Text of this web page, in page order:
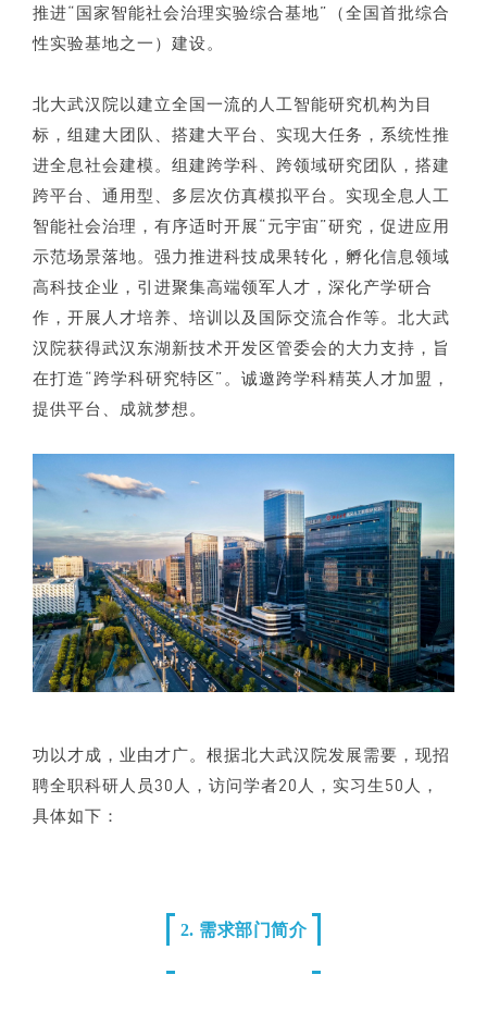
推进“国家智能社会治理实验综合基地”（全国首批综合
性实验基地之一）建设。
北大武汉院以建立全国一流的人工智能研究机构为目
标，组建大团队、搭建大平台、实现大任务，系统性推
进全息社会建模。组建跨学科、跨领域研究团队，搭建
跨平台、通用型、多层次仿真模拟平台。实现全息人工
智能社会治理，有序适时开展“元宇宙”研究，促进应用
示范场景落地。强力推进科技成果转化，孵化信息领域
高科技企业，引进聚集高端领军人才，深化产学研合
作，开展人才培养、培训以及国际交流合作等。北大武
汉院获得武汉东湖新技术开发区管委会的大力支持，旨
在打造“跨学科研究特区”。诚邀跨学科精英人才加盟，
提供平台、成就梦想。
功以才成，业由才广。根据北大武汉院发展需要，现招
聘全职科研人员30人，访问学者20人，实习生50人，
具体如下：
2. 需求部门简介